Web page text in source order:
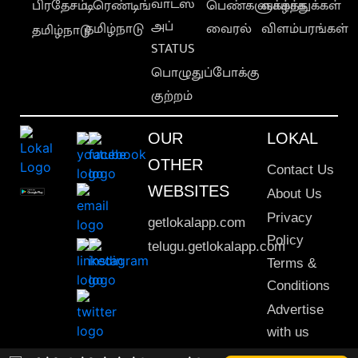
பிரதேசம்
தமிழ்நாடு
டிரெண்டிங்
தமிழ்நாடு அப்
STATUS
பொழுதுப்போக்கு
குற்றம்
பெண்களுக்காக
வைரல்
வாழ்த்துக்கள்
விளம்பரங்கள்
OUR
OTHER
WEBSITES
getlokalapp.com
telugu.getlokalapp.com
LOKAL
Contact Us
About Us
Privacy
Policy
Terms &
Conditions
Advertise
with us